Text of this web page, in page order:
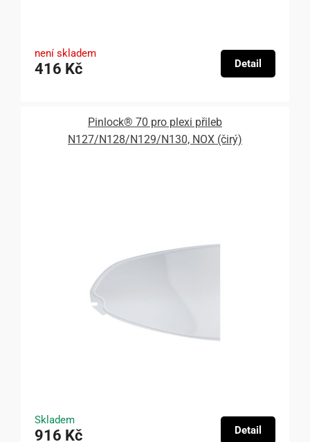
není skladem
416 Kč Detail
Pinlock® 70 pro plexi přileb
N127/N128/N129/N130, NOX (čirý)
Skladem
916 Kč Detail